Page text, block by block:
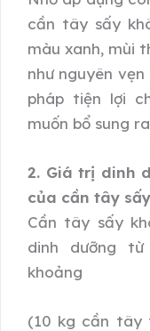
cần tây sấy
màu xanh, mùi
như nguyên
pháp tiện lợi
muốn bổ sung
2. Giá trị dinh
của cần tây
Cần tây sấy
dinh dưỡng
khoảng
(10 kg cần tây